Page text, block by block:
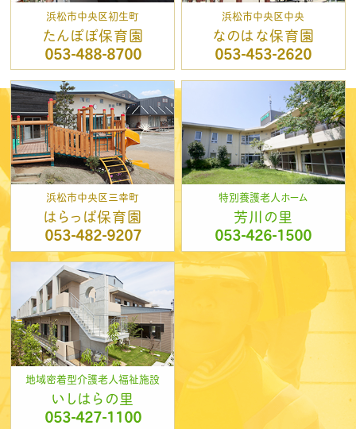
浜松市中央区初生町
たんぽぽ保育園
053-488-8700
浜松市中央区中央
なのはな保育園
053-453-2620
浜松市中央区三幸町
はらっぱ保育園
053-482-9207
特別養護老人ホーム
芳川の里
053-426-1500
地域密着型介護老人福祉施設
いしはらの里
053-427-1100